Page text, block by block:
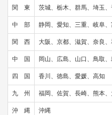
関 東 茨城、栃木、群馬、埼玉
中 部 静岡、愛知、三重、岐阜
関 西 大阪、京都、滋賀、奈良
中 国 岡山、広島、山口、鳥取、
四 国 香川、徳島、愛媛、高知
九 州 福岡、佐賀、長崎、熊本
沖 縄 沖縄